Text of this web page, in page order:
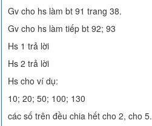
Gv cho hs làm bt 91 trang 38.
Gv cho hs làm tiếp bt 92; 93
Hs 1 trả lời
Hs 2 trả lời
Hs cho ví dụ:
10; 20; 50; 100; 130
các số trên đều chia hết cho 2, cho 5.